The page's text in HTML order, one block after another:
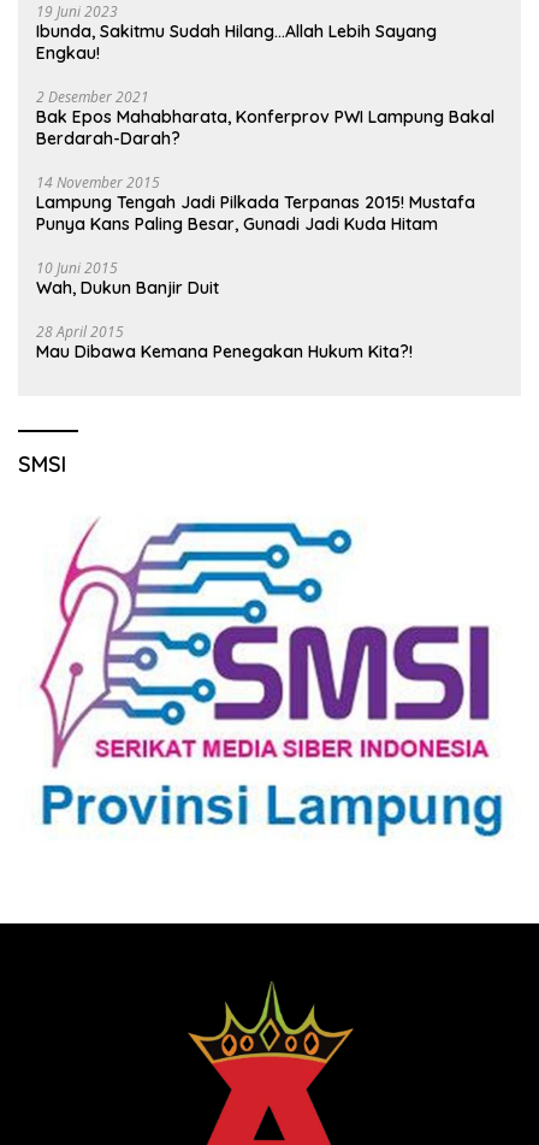
19 Juni 2023
Ibunda, Sakitmu Sudah Hilang…Allah Lebih Sayang
Engkau!
2 Desember 2021
Bak Epos Mahabharata, Konferprov PWI Lampung Bakal
Berdarah-Darah?
14 November 2015
Lampung Tengah Jadi Pilkada Terpanas 2015! Mustafa
Punya Kans Paling Besar, Gunadi Jadi Kuda Hitam
10 Juni 2015
Wah, Dukun Banjir Duit
28 April 2015
Mau Dibawa Kemana Penegakan Hukum Kita?!
SMSI